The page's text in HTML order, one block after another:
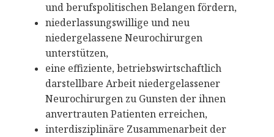
und berufspolitischen Belangen fördern,
niederlassungswillige und neu
niedergelassene Neurochirurgen
unterstützen,
eine effiziente, betriebswirtschaftlich
darstellbare Arbeit niedergelassener
Neurochirurgen zu Gunsten der ihnen
anvertrauten Patienten erreichen,
interdisziplinäre Zusammenarbeit der